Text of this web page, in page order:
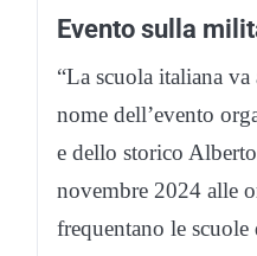
Evento sulla
“La scuola italiana
nome dell’evento
e dello storico
novembre 2024 alle
frequentano le scuole